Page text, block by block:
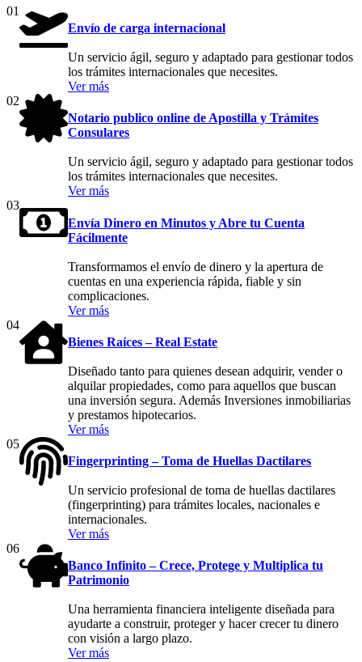
01
Envío de carga internacional
Un servicio ágil, seguro y adaptado para gestionar todos
los trámites internacionales que necesites.
Ver más
02
Notario publico online de Apostilla y Trámites
Consulares
Un servicio ágil, seguro y adaptado para gestionar todos
los trámites internacionales que necesites.
Ver más
03
Envía Dinero en Minutos y Abre tu Cuenta
Fácilmente
Transformamos el envío de dinero y la apertura de
cuentas en una experiencia rápida, fiable y sin
complicaciones.
Ver más
04
Bienes Raíces – Real Estate
Diseñado tanto para quienes desean adquirir, vender o
alquilar propiedades, como para aquellos que buscan
una inversión segura. Además Inversiones inmobiliarias
y prestamos hipotecarios.
Ver más
05
Fingerprinting – Toma de Huellas Dactilares
Un servicio profesional de toma de huellas dactilares
(fingerprinting) para trámites locales, nacionales e
internacionales.
Ver más
06
Banco Infinito – Crece, Protege y Multiplica tu
Patrimonio
Una herramienta financiera inteligente diseñada para
ayudarte a construir, proteger y hacer crecer tu dinero
con visión a largo plazo.
Ver más